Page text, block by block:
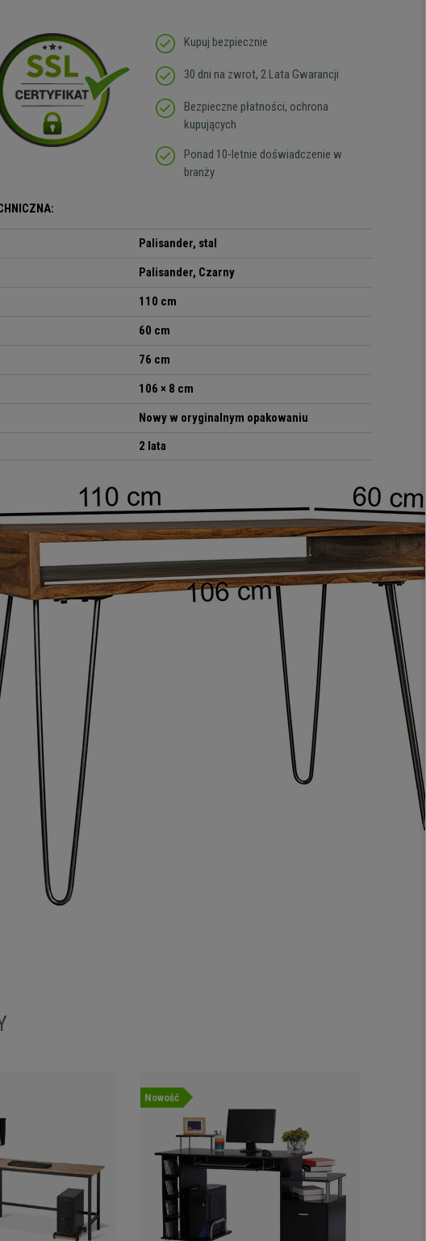
Kupuj bezpiecznie
30 dni na zwrot, 2 Lata Gwarancji
Bezpieczne płatności, ochrona
kupujących
Ponad 10-letnie doświadczenie w
branży
Palisander, stal
Palisander, Czarny
110 cm
60 cm
76 cm
106 × 8 cm
Nowy w oryginalnym opakowaniu
2 lata
Nowość